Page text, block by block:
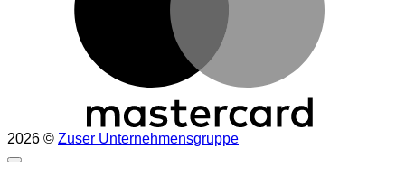
2026 © Zuser Unternehmensgruppe